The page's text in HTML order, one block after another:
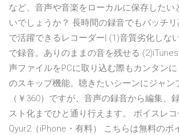
など、音声や音楽をローカルに保存したい
いでしょうか？ 長時間の録音でもバッチ
で活躍できるレコーダー| (1)音質劣化しな
で録音。ありのままの音を残せる
声ファイルをPCに取り込む際もカンタン
のスキップ機能。聴きたいシーンにジャン
（￥360）ですが、音声の録音から編集、
スト化までひと通り行えます。 ボイスレコ
Qyur2（iPhone・有料） こちらは無料のボ